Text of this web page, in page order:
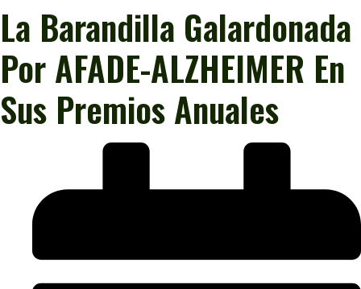
La Barandilla Galardonada
Por AFADE-ALZHEIMER En
Sus Premios Anuales